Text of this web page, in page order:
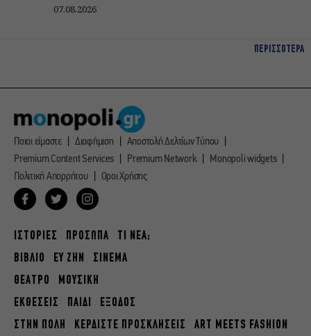
07.08.2026
ΠΕΡΙΣΣΟΤΕΡΑ
Ποιοι είμαστε Διαφήμιση
Αποστολή Δελτίων Τύπου
Premium Content Services
Premium Network
Monopoli widgets
Πολιτική Απορρήτου
Οροι Χρήσης
ΙΣΤΟΡΙΕΣ ΠΡΟΣΩΠΑ
ΤΙ ΝΕΑ;
ΒΙΒΛΙΟ
ΕΥ ΖΗΝ
ΣΙΝΕΜΑ
ΘΕΑΤΡΟ
ΜΟΥΣΙΚΗ
ΕΚΘΕΣΕΙΣ
ΠΑΙΔΙ
ΕΞΟΔΟΣ
ΣΤΗΝ ΠΟΛΗ
ΚΕΡΔΙΣΤΕ ΠΡΟΣΚΛΗΣΕΙΣ ART MEETS FASHION